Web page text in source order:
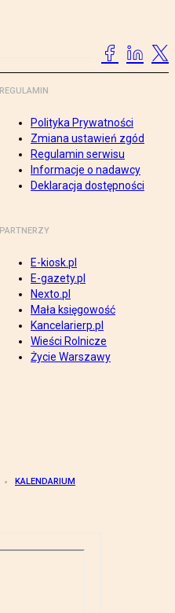
REGULAMIN
Polityka Prywatności
Zmiana ustawień zgód
Regulamin serwisu
Informacje o nadawcy
Deklaracja dostępności
PARTNERZY
E-kiosk.pl
E-gazety.pl
Nexto.pl
Mała księgowość
Kancelarierp.pl
Wieści Rolnicze
Życie Warszawy
KALENDARIUM